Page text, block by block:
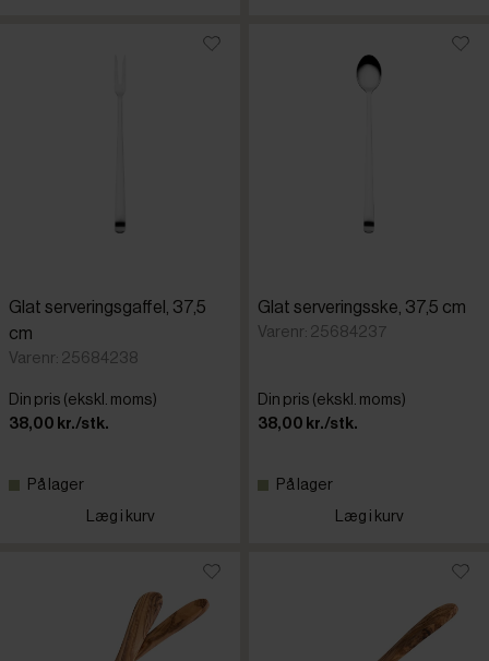
Glat serveringsgaffel, 37,5
cm
Varenr: 25684238
Din pris (ekskl. moms)
38,00 kr./stk.
På lager
Læg i kurv
Glat serveringsske, 37,5 cm
Varenr: 25684237
Din pris (ekskl. moms)
38,00 kr./stk.
På lager
Læg i kurv